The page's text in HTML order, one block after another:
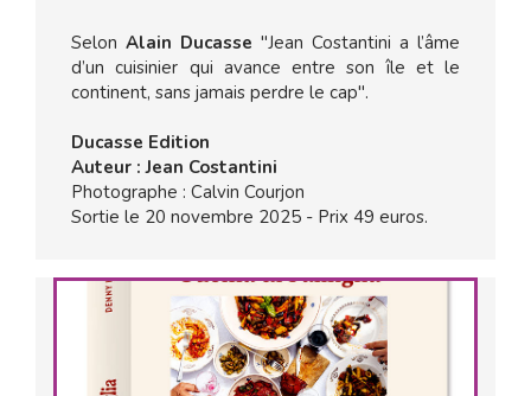
Selon Alain Ducasse "Jean Costantini a l’âme
d’un cuisinier qui avance entre son île et le
continent, sans jamais perdre le cap".
Ducasse Edition
Auteur : Jean Costantini
Photographe : Calvin Courjon
Sortie le 20 novembre 2025 - Prix 49 euros.